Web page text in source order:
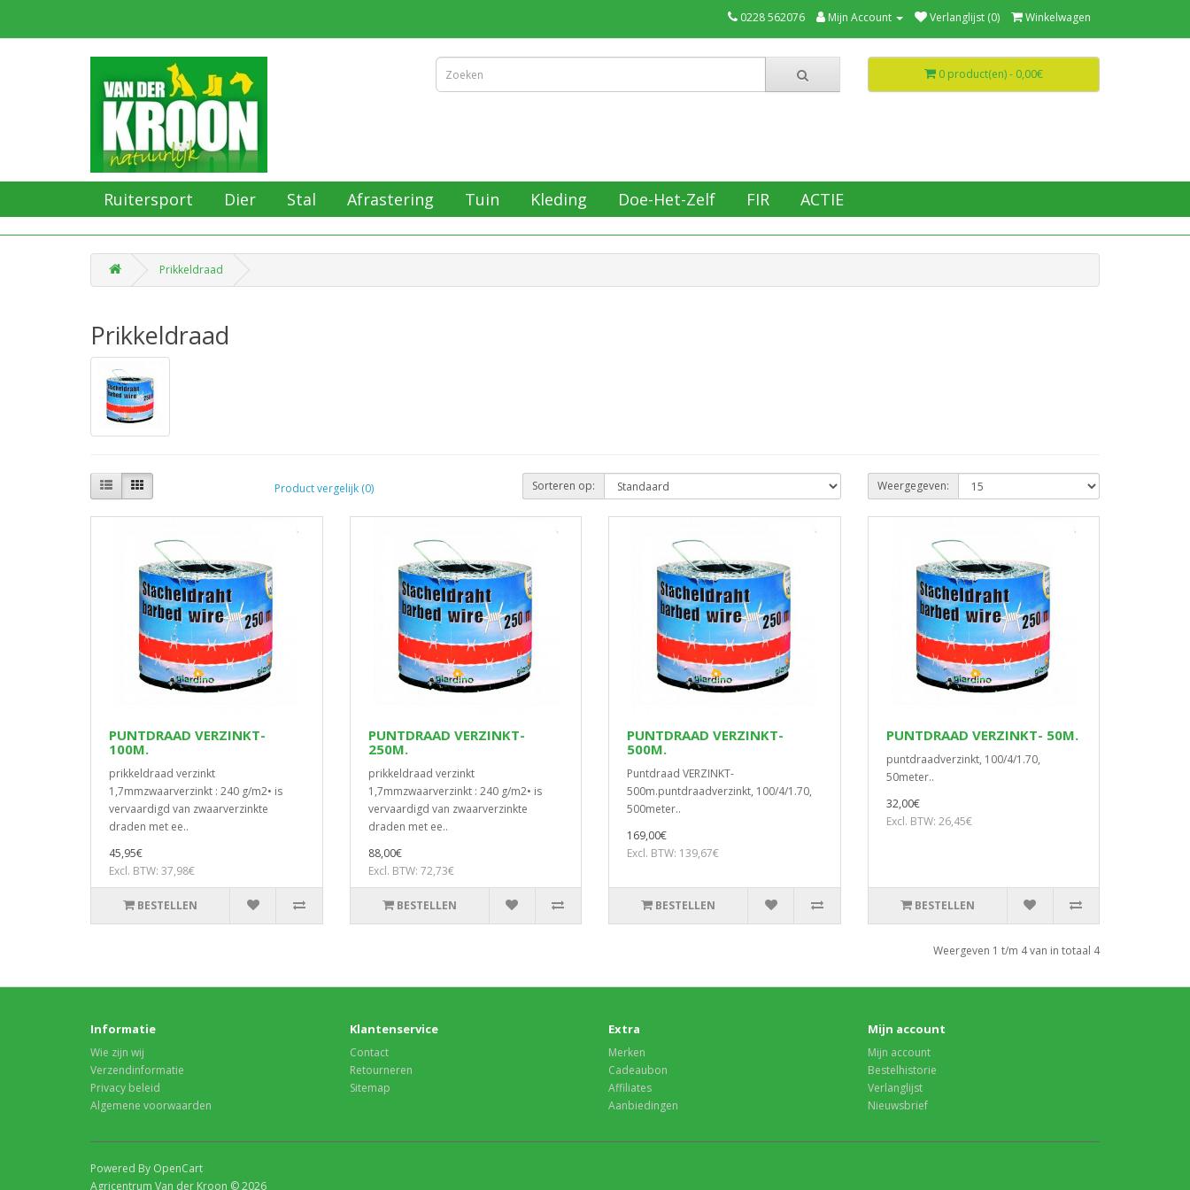
0228 562076 Mijn Account Verlanglijst (0) Winkelwagen
0 product(en) - 0,00€
Ruitersport Dier Stal Afrastering Tuin Kleding Doe-Het-Zelf FIR ACTIE
Prikkeldraad
Prikkeldraad
Product vergelijk (0) Sorteren op: Weergegeven:
PUNTDRAAD VERZINKT-
100M.
prikkeldraad verzinkt
1,7mmzwaarverzinkt : 240 g/m2• is
vervaardigd van zwaarverzinkte
draden met ee..
45,95€
Excl. BTW: 37,98€
BESTELLEN
PUNTDRAAD VERZINKT-
250M.
prikkeldraad verzinkt
1,7mmzwaarverzinkt : 240 g/m2• is
vervaardigd van zwaarverzinkte
draden met ee..
88,00€
Excl. BTW: 72,73€
BESTELLEN
PUNTDRAAD VERZINKT-
500M.
Puntdraad VERZINKT-
500m.puntdraadverzinkt, 100/4/1.70,
500meter..
169,00€
Excl. BTW: 139,67€
BESTELLEN
PUNTDRAAD VERZINKT- 50M.
puntdraadverzinkt, 100/4/1.70,
50meter..
32,00€
Excl. BTW: 26,45€
BESTELLEN
Weergeven 1 t/m 4 van in totaal 4
Informatie
Wie zijn wij
Verzendinformatie
Privacy beleid
Algemene voorwaarden
Klantenservice
Contact
Retourneren
Sitemap
Extra
Merken
Cadeaubon
Affiliates
Aanbiedingen
Mijn account
Mijn account
Bestelhistorie
Verlanglijst
Nieuwsbrief
Powered By OpenCart
Agricentrum Van der Kroon © 2026